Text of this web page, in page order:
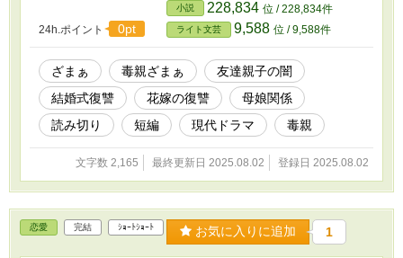
24h.ポイント 0pt
小説 228,834 位 / 228,834件
ライト文芸 9,588 位 / 9,588件
ざまぁ 毒親ざまぁ
友達親子の闇
結婚式復讐
花嫁の復讐
母娘関係
読み切り
短編 現代ドラマ 毒親
文字数 2,165 最終更新日 2025.08.02 登録日 2025.08.02
恋愛 完結 ｼｮｰﾄｼｮｰﾄ お気に入りに追加 1